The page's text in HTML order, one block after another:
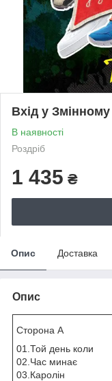
Вхід у
В наявності
Роздріб
1 435 ₴
Опис Доставка
Опис
Сторона A
01.Той день коли
02.Час минає
03.Каролін